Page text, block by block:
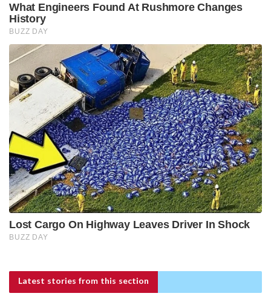
Latest stories from this section